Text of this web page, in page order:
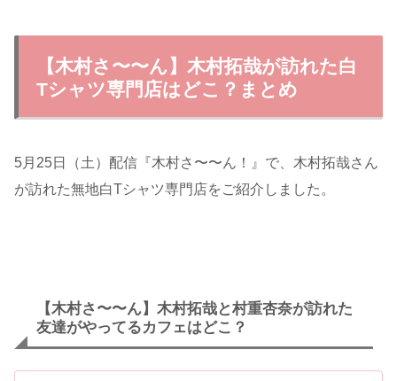
【木村さ〜〜ん】木村拓哉が訪れた白
Tシャツ専門店はどこ？まとめ
5月25日（土）配信『木村さ〜〜ん！』で、木村拓哉さん
が訪れた無地白Tシャツ専門店をご紹介しました。
【木村さ〜〜ん】木村拓哉と村重杏奈が訪れた
友達がやってるカフェはどこ？